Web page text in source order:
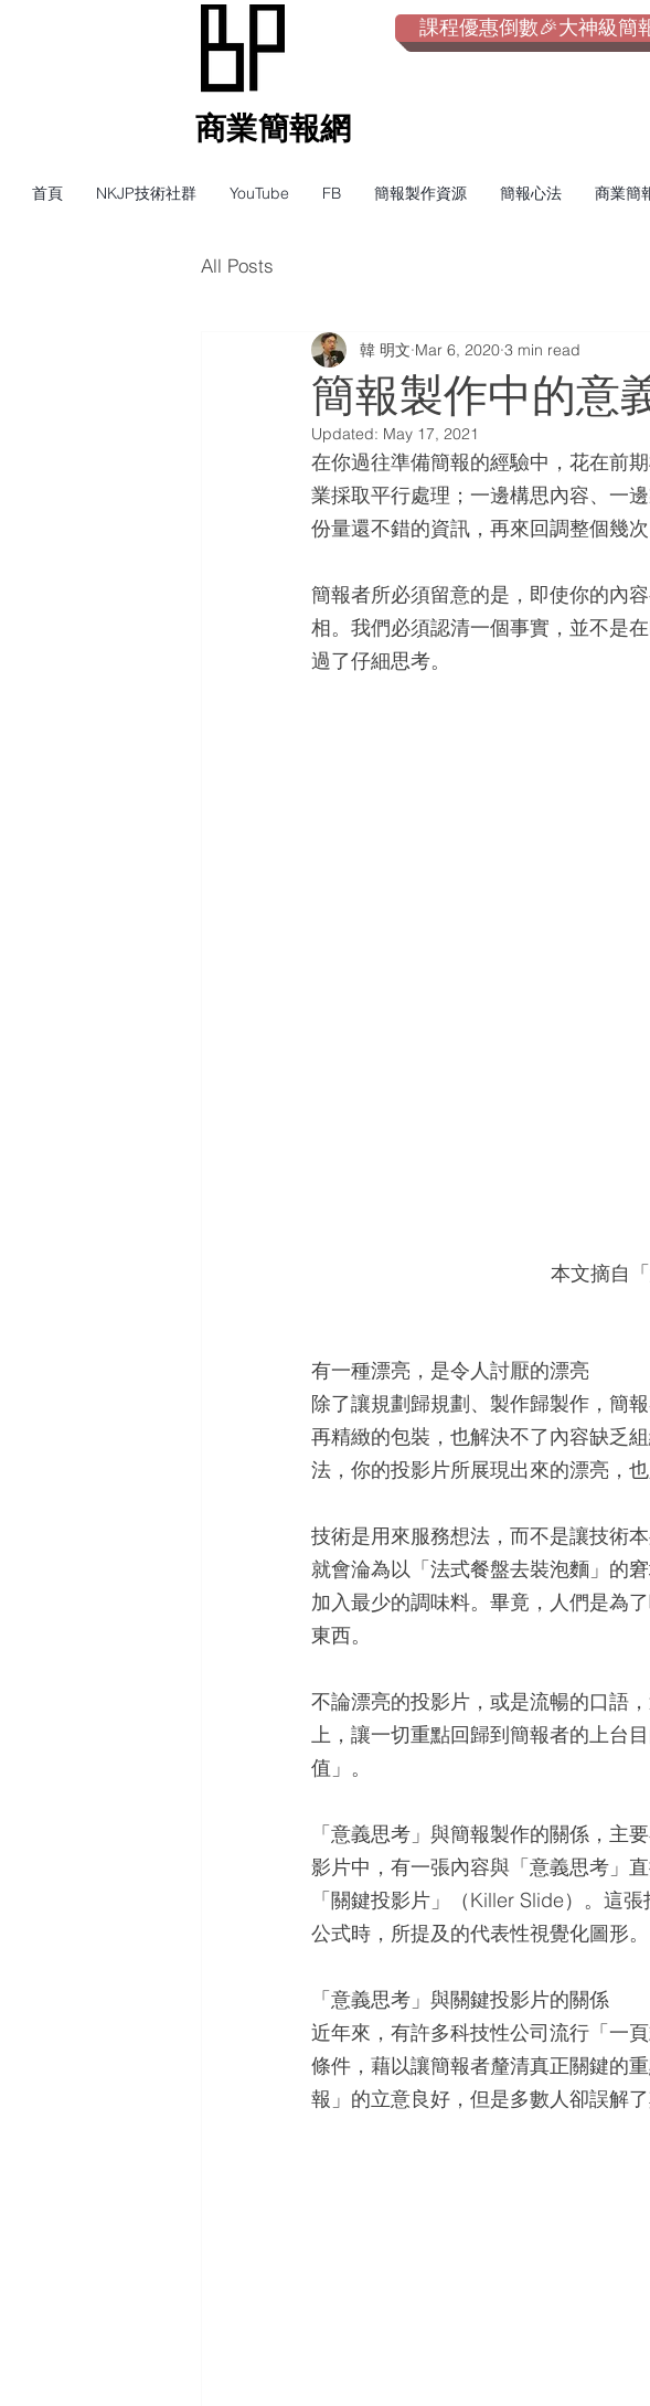
課程優惠倒數🎉大神級簡
​商業簡報網
首頁 NKJP技術社群 YouTube FB 簡報製作資源 簡報心法 商業簡
All Posts
簡報製作中的意
韓 明文 Mar 6, 2020 3 min read
Updated: May 17, 2021
在你過往準備簡報的經驗中，花在前
業採取平行處理；一邊構思內容、一
份量還不錯的資訊，再來回調整個幾
簡報者所必須留意的是，即使你的內
相。我們必須認清一個事實，並不是
過了仔細思考。
本文摘自
有一種漂亮，是令人討厭的漂亮
除了讓規劃歸規劃、製作歸製作，簡
再精緻的包裝，也解決不了內容缺乏
法，你的投影片所展現出來的漂亮，
技術是用來服務想法，而不是讓技術
就會淪為以「法式餐盤去裝泡麵」的
加入最少的調味料。畢竟，人們是為
東西。
不論漂亮的投影片，或是流暢的口語
上，讓一切重點回歸到簡報者的上台
值」。
「意義思考」與簡報製作的關係，主
影片中，有一張內容與「意義思考」
「關鍵投影片」（Killer Slide）。這
公式時，所提及的代表性視覺化圖形。
「意義思考」與關鍵投影片的關係
近年來，有許多科技性公司流行「一
條件，藉以讓簡報者釐清真正關鍵的
報」的立意良好，但是多數人卻誤解了